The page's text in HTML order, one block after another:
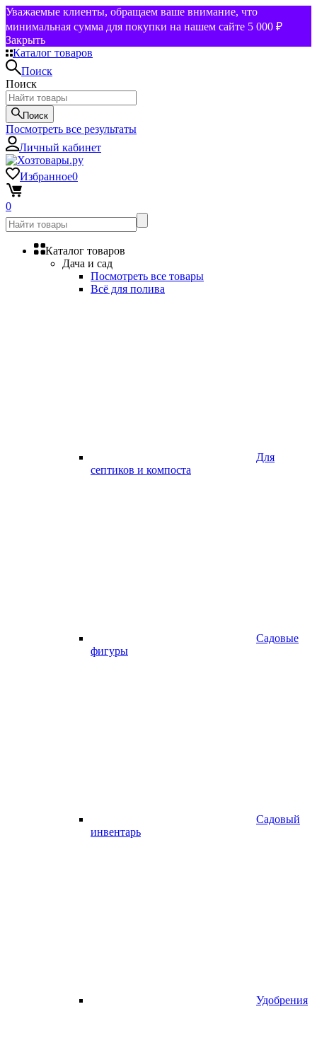
Уважаемые клиенты, обращаем ваше внимание, что
минимальная сумма для покупки на нашем сайте 5 000 ₽
Закрыть
Каталог товаров
Поиск
Поиск
Поиск
Посмотреть все результаты
Личный кабинет
Избранное0
0
Каталог товаров
Дача и сад
Посмотреть все товары
Всё для полива
Для
септиков и компоста
Садовые
фигуры
Садовый
инвентарь
Удобрения